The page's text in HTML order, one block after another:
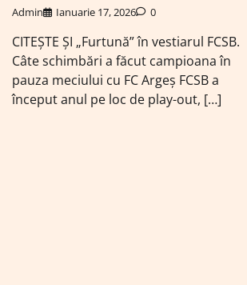
Admin Ianuarie 17, 2026 0
CITEȘTE ȘI „Furtună” în vestiarul FCSB.
Câte schimbări a făcut campioana în
pauza meciului cu FC Argeș FCSB a
început anul pe loc de play-out, […]